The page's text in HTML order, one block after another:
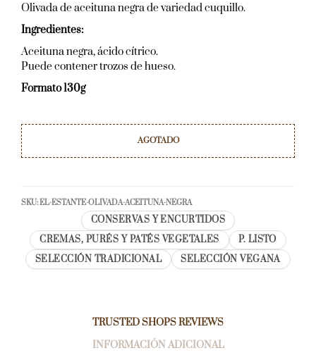
Olivada de aceituna negra de variedad cuquillo.
Ingredientes:
Aceituna negra, ácido cítrico.
Puede contener trozos de hueso.
Formato 130g
AGOTADO
SKU:EL-ESTANTE-OLIVADA-ACEITUNA-NEGRA
CONSERVAS Y ENCURTIDOS
CREMAS, PURÉS Y PATÉS VEGETALES
P. LISTO
SELECCIÓN TRADICIONAL
SELECCIÓN VEGANA
TRUSTED SHOPS REVIEWS
INFORMACIÓN ADICIONAL